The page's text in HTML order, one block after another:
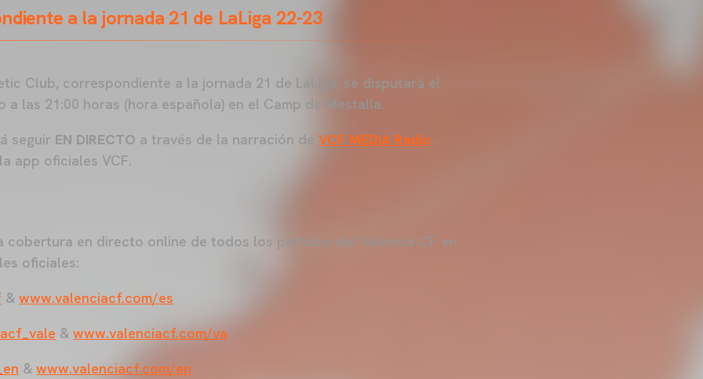
a la jornada 21 de LaLiga 22-23
Club, correspondiente a la jornada 21 de LaLiga, se disputará el
a las 21:00 horas (hora española) en el Camp de Mestalla.
seguir EN DIRECTO a través de la narración de VCF MEDIA Radio.
app oficiales VCF.
cobertura en directo online de todos los partidos del Valencia CF en
oficiales:
& www.valenciacf.com/es
& www.valenciacf.com/va
& www.valenciacf.com/en